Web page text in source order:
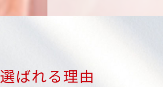
選ばれる理由